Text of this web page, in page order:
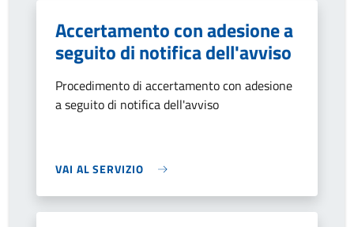
Accertamento con adesione a
seguito di notifica dell'avviso
Procedimento di accertamento con adesione
a seguito di notifica dell'avviso
VAI AL SERVIZIO